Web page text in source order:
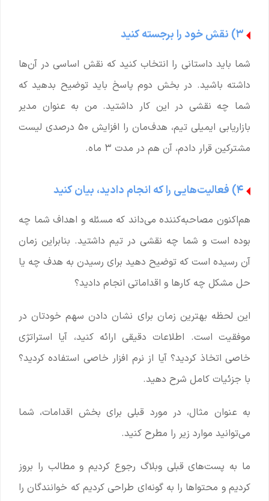
۳) نقش خود را برجسته کنید
شما باید داستانی را انتخاب کنید که نقش اساسی در آن‌ها
داشته باشید. در بخش دوم پاسخ باید توضیح بدهید که
شما چه نقشی در این کار داشتید. من به عنوان مدیر
بازاریابی ایمیلی تیم، هدف‌مان را افزایش ۵۰ درصدی لیست
مشترکین قرار دادم، آن هم در مدت ۳ ماه.
۴) فعالیت‌هایی را که انجام دادید، بیان کنید
هم‌اکنون مصاحبه‌کننده می‌داند که مسئله و اهداف شما چه
بوده است و شما چه نقشی در تیم داشتید. بنابراین زمان
آن رسیده است که توضیح دهید برای رسیدن به هدف چه یا
حل مشکل چه کارها و اقداماتی انجام دادید؟
این لحظه بهترین زمان برای نشان دادن سهم خودتان در
موفقیت است. اطلاعات دقیقی ارائه کنید، آیا استراتژی
خاصی اتخاذ کردید؟ آیا از نرم افزار خاصی استفاده کردید؟
با جزئیات کامل شرح دهید.
به عنوان مثال، در مورد قبلی برای بخش اقدامات، شما
می‌توانید موارد زیر را مطرح کنید.
ما به پست‌های قبلی وبلاگ رجوع کردیم و مطالب را بروز
کردیم و محتواها را به گونه‌ای طراحی کردیم که خوانندگان را